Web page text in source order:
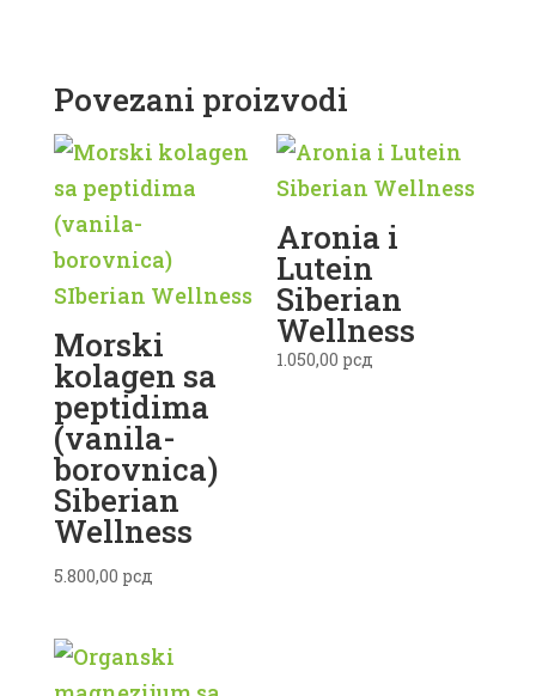
Povezani proizvodi
Morski
kolagen sa
peptidima
(vanila-
borovnica)
Siberian
Wellness
5.800,00 рсд
Aronia i
Lutein
Siberian
Wellness
1.050,00 рсд